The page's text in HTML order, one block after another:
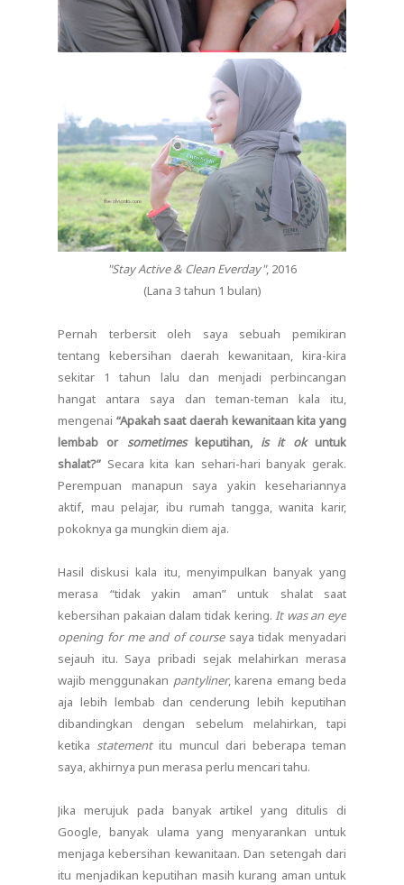
"Stay Active & Clean Everday", 2016
(Lana 3 tahun 1 bulan)
Pernah terbersit oleh saya sebuah pemikiran
tentang kebersihan daerah kewanitaan, kira-kira
sekitar 1 tahun lalu dan menjadi perbincangan
hangat antara saya dan teman-teman kala itu,
mengenai “Apakah saat daerah kewanitaan kita yang
lembab or sometimeskeputihan, is it okuntuk
shalat?” Secara kita kan sehari-hari banyak gerak.
Perempuan manapun saya yakin kesehariannya
aktif, mau pelajar, ibu rumah tangga, wanita karir,
pokoknya ga mungkin diem aja.
Hasil diskusi kala itu, menyimpulkan banyak yang
merasa “tidak yakin aman” untuk shalat saat
kebersihan pakaian dalam tidak kering.It was an eye
opening for me and of coursesaya tidak menyadari
sejauh itu. Saya pribadi sejak melahirkan merasa
wajib menggunakan pantyliner, karena emang beda
aja lebih lembab dan cenderung lebih keputihan
dibandingkan dengan sebelum melahirkan, tapi
ketika statementitu muncul dari beberapa teman
saya, akhirnya pun merasa perlu mencari tahu.
Jika merujuk pada banyak artikel yang ditulis di
Google, banyak ulama yang menyarankan untuk
menjaga kebersihan kewanitaan. Dan setengah dari
itu menjadikan keputihan masih kurang aman untuk